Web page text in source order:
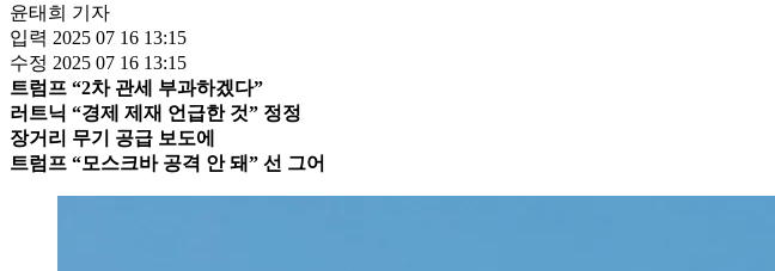
윤태희 기자
입력 2025 07 16 13:15
수정 2025 07 16 13:15
트럼프 “2차 관세 부과하겠다”
러트닉 “경제 제재 언급한 것” 정정
장거리 무기 공급 보도에
트럼프 “모스크바 공격 안 돼” 선 그어